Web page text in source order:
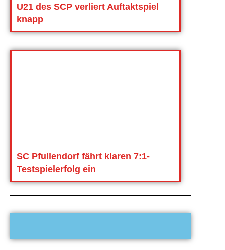
U21 des SCP verliert Auftaktspiel
knapp
SC Pfullendorf fährt klaren 7:1-
Testspielerfolg ein